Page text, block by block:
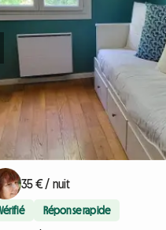
35 € / nuit
Vérifié Réponse rapide